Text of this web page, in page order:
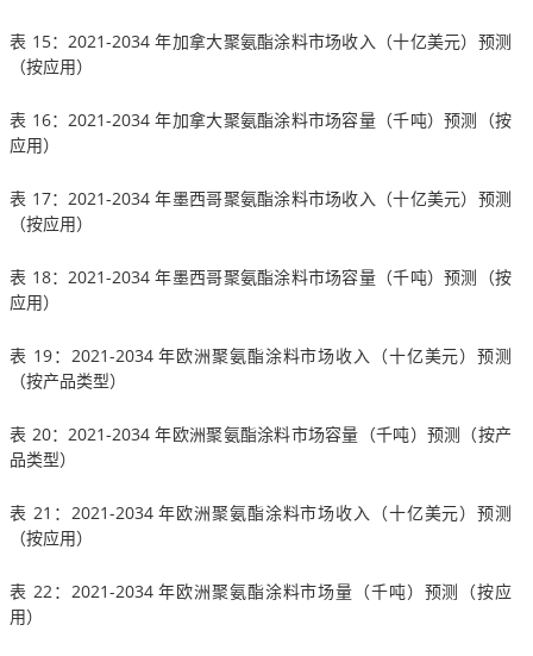
表 15：2021-2034 年加拿大聚氨酯涂料市场收入（十亿美元）预测
（按应用）
表 16：2021-2034 年加拿大聚氨酯涂料市场容量（千吨）预测（按
应用）
表 17：2021-2034 年墨西哥聚氨酯涂料市场收入（十亿美元）预测
（按应用）
表 18：2021-2034 年墨西哥聚氨酯涂料市场容量（千吨）预测（按
应用）
表 19：2021-2034 年欧洲聚氨酯涂料市场收入（十亿美元）预测
（按产品类型）
表 20：2021-2034 年欧洲聚氨酯涂料市场容量（千吨）预测（按产
品类型）
表 21：2021-2034 年欧洲聚氨酯涂料市场收入（十亿美元）预测
（按应用）
表 22：2021-2034 年欧洲聚氨酯涂料市场量（千吨）预测（按应
用）